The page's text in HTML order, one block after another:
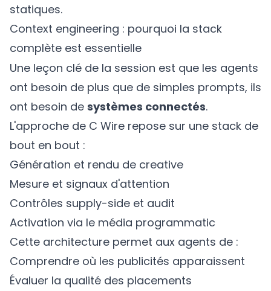
statiques.
Context engineering : pourquoi la stack
complète est essentielle
Une leçon clé de la session est que les agents
ont besoin de plus que de simples prompts, ils
ont besoin de systèmes connectés.
L'approche de C Wire repose sur une stack de
bout en bout :
Génération et rendu de creative
Mesure et signaux d'attention
Contrôles supply-side et audit
Activation via le média programmatic
Cette architecture permet aux agents de :
Comprendre où les publicités apparaissent
Évaluer la qualité des placements